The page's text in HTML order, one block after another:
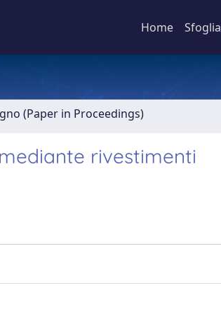
Home Sfoglia
(Paper in Proceedings)
rivestimenti